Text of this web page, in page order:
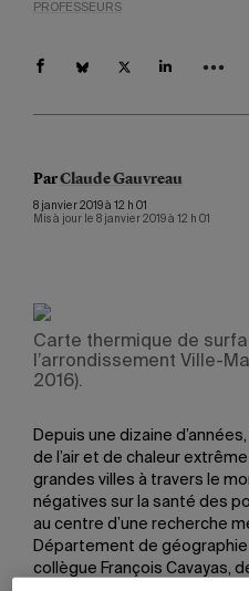
PROFESSEURS
ParClaude Gauvreau
8 janvier 2019 à 12 h 01
Mis à jour le 8 janvier 2019 à 12 h 01
Carte thermique de
l’arrondissement Ville-
2016).
Depuis une dizaine
de l’air et de chaleur
grandes villes à travers le
négatives sur la santé des
au centre d’une recherche
Département de géographie
collègue François Cavayas,